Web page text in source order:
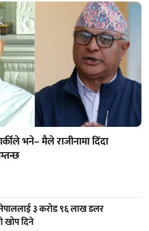
भने– मैले राजीनामा दिँदा
३ करोड ९६ लाख डलर
खोप दिने